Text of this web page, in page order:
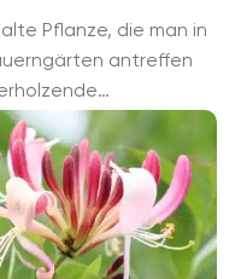
Pflanze, die man in
antreffen
und